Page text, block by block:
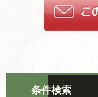
条件検索